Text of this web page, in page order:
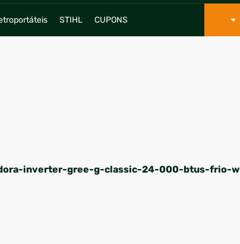
STIHL CUPONS
inverter-gree-g-classic-24-000-btus-frio-